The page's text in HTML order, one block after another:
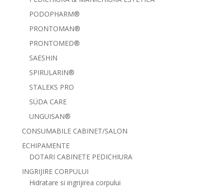
PODOPHARM®
PRONTOMAN®
PRONTOMED®
SAESHIN
SPIRULARIN®
STALEKS PRO
SÜDA CARE
UNGUISAN®
CONSUMABILE CABINET/SALON
ECHIPAMENTE
DOTARI CABINETE PEDICHIURA
INGRIJIRE CORPULUI
Hidratare si ingrijirea corpului